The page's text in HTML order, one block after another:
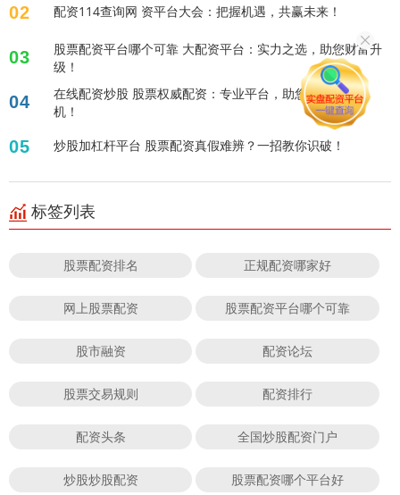
02 配资114查询网 资平台大会：把握机遇，共赢未来！
03
股票配资平台哪个可靠 大配资平台：实力之选，助您财富升
级！
04
在线配资炒股 股票权威配资：专业平台，助您把握投资良
机！
05 炒股加杠杆平台 股票配资真假难辨？一招教你识破！
标签列表
股票配资排名 正规配资哪家好
网上股票配资 股票配资平台哪个可靠
股市融资 配资论坛
股票交易规则 配资排行
配资头条 全国炒股配资门户
炒股炒股配资 股票配资哪个平台好